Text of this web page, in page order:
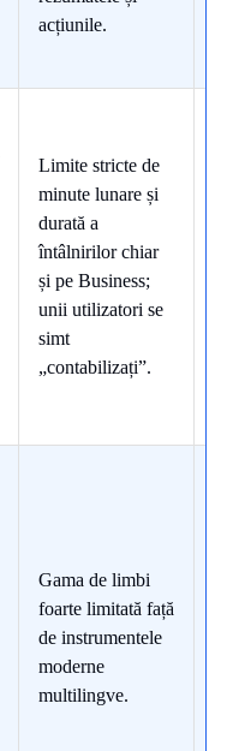
acțiunile.
Limite stricte de
minute lunare și
durată a
întâlnirilor chiar
și pe Business;
unii utilizatori se
simt
„contabilizați”.
Gama de limbi
foarte limitată față
de instrumentele
moderne
multilingve.